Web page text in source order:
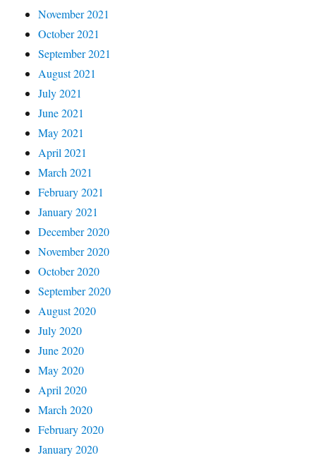
November 2021
October 2021
September 2021
August 2021
July 2021
June 2021
May 2021
April 2021
March 2021
February 2021
January 2021
December 2020
November 2020
October 2020
September 2020
August 2020
July 2020
June 2020
May 2020
April 2020
March 2020
February 2020
January 2020